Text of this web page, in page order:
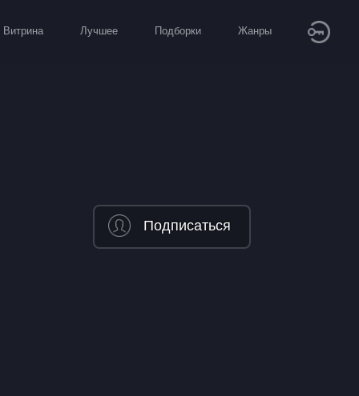
Витрина Лучшее Подборки Жанры
Подписаться